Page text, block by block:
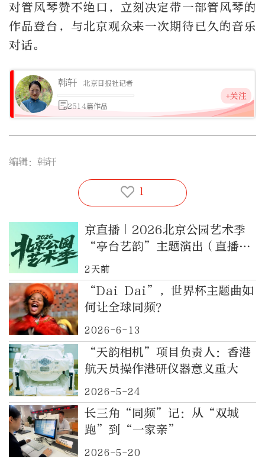
对管风琴赞不绝口，立刻决定带一部管风琴的
作品登台，与北京观众来一次期待已久的音乐
对话。
韩轩 北京日报社记者
2514篇作品
+关注
编辑：韩轩
1
京直播｜2026北京公园艺术季
“亭台艺韵”主题演出（直播结
束）
2天前
“Dai Dai”，世界杯主题曲如
何让全球同频？
2026-6-13
“天韵相机”项目负责人：香港
航天员操作港研仪器意义重大
2026-5-24
长三角“同频”记：从“双城
跑”到“一家亲”
2026-5-20